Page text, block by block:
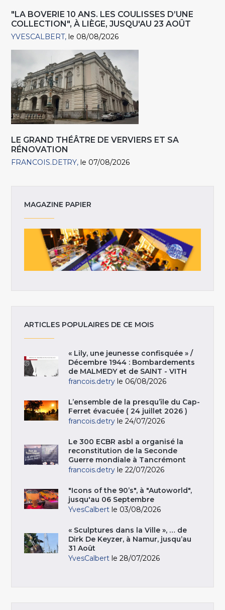
"LA BOVERIE 10 ANS. LES COULISSES D’UNE
COLLECTION", À LIÈGE, JUSQU'AU 23 AOÛT
YVESCALBERT le 08/08/2026
LE GRAND THÉÂTRE DE VERVIERS ET SA
RÉNOVATION
FRANCOIS.DETRY le 07/08/2026
MAGAZINE PAPIER
ARTICLES POPULAIRES DE CE MOIS
« Lily, une jeunesse confisquée » /
Décembre 1944 : Bombardements
de MALMEDY et de SAINT - VITH
francois.detry le 06/08/2026
L’ensemble de la presqu’île du Cap-
Ferret évacuée ( 24 juillet 2026 )
francois.detry le 24/07/2026
Le 300 ECBR asbl a organisé la
reconstitution de la Seconde
Guerre mondiale à Tancrémont
francois.detry le 22/07/2026
"Icons of the 90’s", à "Autoworld",
jusqu'au 06 Septembre
YvesCalbert le 03/08/2026
« Sculptures dans la Ville », … de
Dirk De Keyzer, à Namur, jusqu’au
31 Août
YvesCalbert le 28/07/2026